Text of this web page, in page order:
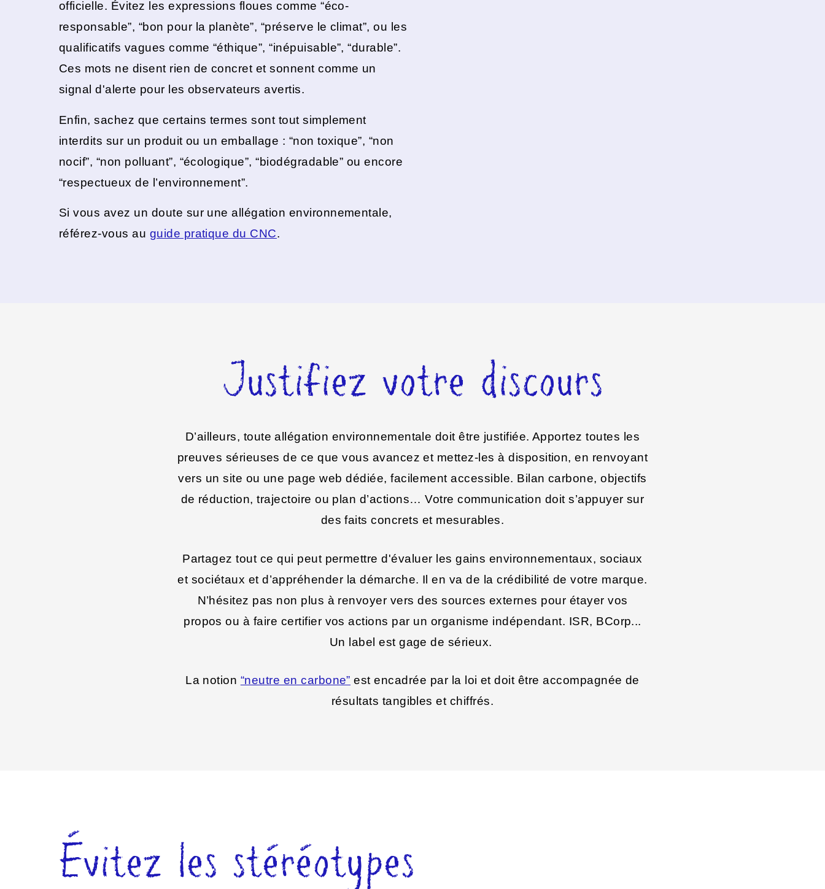
officielle. Évitez les expressions floues comme “éco-
responsable”, “bon pour la planète”, “préserve le climat”, ou les
qualificatifs vagues comme “éthique”, “inépuisable”, “durable”.
Ces mots ne disent rien de concret et sonnent comme un
signal d'alerte pour les observateurs avertis.
Enfin, sachez que certains termes sont tout simplement
interdits sur un produit ou un emballage : “non toxique”, “non
nocif”, “non polluant”, “écologique”, “biodégradable” ou encore
“respectueux de l’environnement”.
Si vous avez un doute sur une allégation environnementale,
référez-vous au guide pratique du CNC.
Justifiez votre discours
D’ailleurs, toute allégation environnementale doit être justifiée. Apportez toutes les
preuves sérieuses de ce que vous avancez et mettez-les à disposition, en renvoyant
vers un site ou une page web dédiée, facilement accessible. Bilan carbone, objectifs
de réduction, trajectoire ou plan d’actions… Votre communication doit s’appuyer sur
des faits concrets et mesurables.
Partagez tout ce qui peut permettre d'évaluer les gains environnementaux, sociaux
et sociétaux et d’appréhender la démarche. Il en va de la crédibilité de votre marque.
N’hésitez pas non plus à renvoyer vers des sources externes pour étayer vos
propos ou à faire certifier vos actions par un organisme indépendant. ISR, BCorp...
Un label est gage de sérieux.
La notion “neutre en carbone” est encadrée par la loi et doit être accompagnée de
résultats tangibles et chiffrés.
Évitez les stéréotypes